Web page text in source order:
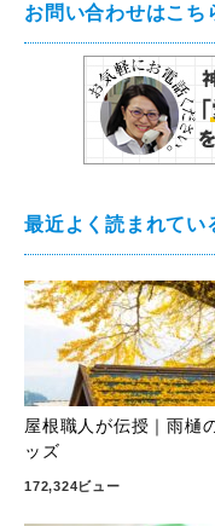
お問い合わせはこち
最近よく読まれてい
屋根職人が伝授｜雨樋
ッズ
172,324ビュー